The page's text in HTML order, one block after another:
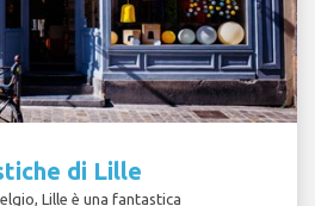
di Lille
Lille è una fantastica